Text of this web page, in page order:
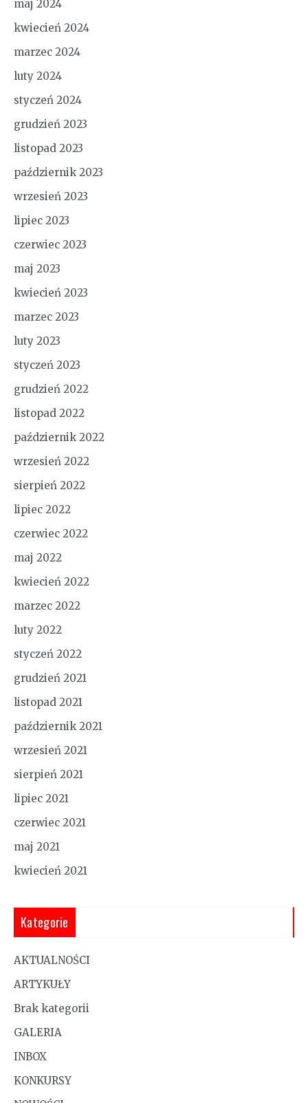
maj 2024
kwiecień 2024
marzec 2024
luty 2024
styczeń 2024
grudzień 2023
listopad 2023
październik 2023
wrzesień 2023
lipiec 2023
czerwiec 2023
maj 2023
kwiecień 2023
marzec 2023
luty 2023
styczeń 2023
grudzień 2022
listopad 2022
październik 2022
wrzesień 2022
sierpień 2022
lipiec 2022
czerwiec 2022
maj 2022
kwiecień 2022
marzec 2022
luty 2022
styczeń 2022
grudzień 2021
listopad 2021
październik 2021
wrzesień 2021
sierpień 2021
lipiec 2021
czerwiec 2021
maj 2021
kwiecień 2021
Kategorie
AKTUALNOŚCI
ARTYKUŁY
Brak kategorii
GALERIA
INBOX
KONKURSY